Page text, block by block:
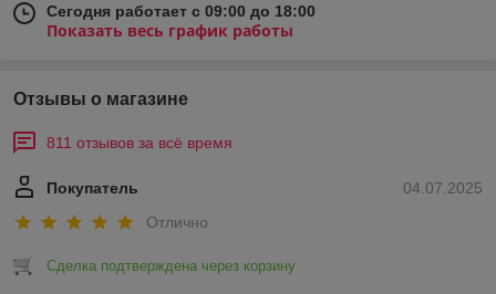
Сегодня работает с 09:00 до 18:00
Показать весь график работы
Отзывы о магазине
811 отзывов за всё время
04.07.2025
Покупатель
Отлично
Сделка подтверждена через корзину